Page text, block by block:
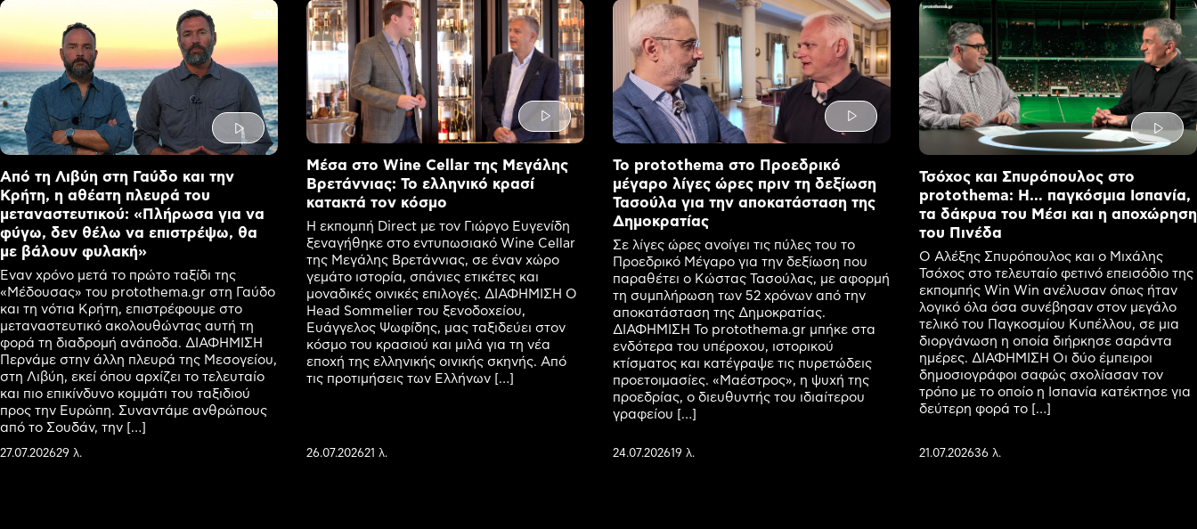
Από τη Λιβύη στη Γαύδο και την
Κρήτη, η αθέατη πλευρά του
μεταναστευτικού: «Πλήρωσα για να
φύγω, δεν θέλω να επιστρέψω, θα
με βάλουν φυλακή»
Έναν χρόνο μετά το πρώτο ταξίδι της
«Μέδουσας» του protothema.gr στη Γαύδο
και τη νότια Κρήτη, επιστρέφουμε στο
μεταναστευτικό ακολουθώντας αυτή τη
φορά τη διαδρομή ανάποδα. ΔΙΑΦΗΜΙΣΗ
Περνάμε στην άλλη πλευρά της Μεσογείου,
στη Λιβύη, εκεί όπου αρχίζει το τελευταίο
και πιο επικίνδυνο κομμάτι του ταξιδιού
προς την Ευρώπη. Συναντάμε ανθρώπους
από το Σουδάν, την […]
27.07.202629 λ.
Μέσα στο Wine Cellar της Μεγάλης
Βρετάννιας: Το ελληνικό κρασί
κατακτά τον κόσμο
Η εκπομπή Direct με τον Γιώργο Ευγενίδη
ξεναγήθηκε στο εντυπωσιακό Wine Cellar
της Μεγάλης Βρετάννιας, σε έναν χώρο
γεμάτο ιστορία, σπάνιες ετικέτες και
μοναδικές οινικές επιλογές. ΔΙΑΦΗΜΙΣΗ Ο
Head Sommelier του ξενοδοχείου,
Ευάγγελος Ψωφίδης, μας ταξιδεύει στον
κόσμο του κρασιού και μιλά για τη νέα
εποχή της ελληνικής οινικής σκηνής. Από
τις προτιμήσεις των Ελλήνων […]
26.07.202621 λ.
Το protothema στο Προεδρικό
μέγαρο λίγες ώρες πριν τη δεξίωση
Τασούλα για την αποκατάσταση της
Δημοκρατίας
Σε λίγες ώρες ανοίγει τις πύλες του το
Προεδρικό Μέγαρο για την δεξίωση που
παραθέτει ο Κώστας Τασούλας, με αφορμή
τη συμπλήρωση των 52 χρόνων από την
αποκατάσταση της Δημοκρατίας.
ΔΙΑΦΗΜΙΣΗ Το protothema.gr μπήκε στα
ενδότερα του υπέροχου, ιστορικού
κτίσματος και κατέγραψε τις πυρετώδεις
προετοιμασίες. «Μαέστρος», η ψυχή της
προεδρίας, ο διευθυντής του ιδιαίτερου
γραφείου […]
24.07.2026 19 λ.
Τσόχος και Σπυρόπουλος στο
protothema: Η… παγκόσμια Ισπανία,
τα δάκρυα του Μέσι και η αποχώρηση
του Πινέδα
Ο Αλέξης Σπυρόπουλος και ο Μιχάλης
Τσόχος στο τελευταίο φετινό επεισόδιο της
εκπομπής Win Win ανέλυσαν όπως ήταν
λογικό όλα όσα συνέβησαν στον μεγάλο
τελικό του Παγκοσμίου Κυπέλλου, σε μια
διοργάνωση η οποία διήρκησε σαράντα
ημέρες. ΔΙΑΦΗΜΙΣΗ Οι δύο έμπειροι
δημοσιογράφοι σαφώς σχολίασαν τον
τρόπο με το οποίο η Ισπανία κατέκτησε για
δεύτερη φορά το […]
21.07.202636 λ.